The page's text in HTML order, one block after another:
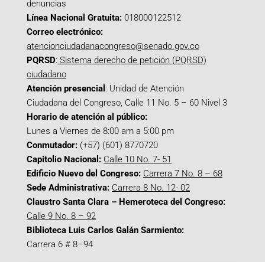
denuncias
Línea Nacional Gratuita: 018000122512
Correo electrónico:
atencionciudadanacongreso@senado.gov.co
PQRSD: Sistema derecho de petición (PQRSD)
ciudadano
Atención presencial : Unidad de Atención
Ciudadana del Congreso, Calle 11 No. 5 – 60 Nivel 3
Horario de atención al público:
Lunes a Viernes de 8:00 am a 5:00 pm
Conmutador: (+57) (601) 8770720
Capitolio Nacional: Calle 10 No. 7- 51
Edificio Nuevo del Congreso: Carrera 7 No. 8 – 68
Sede Administrativa: Carrera 8 No. 12- 02
Claustro Santa Clara – Hemeroteca del Congreso:
Calle 9 No. 8 – 92
Biblioteca Luis Carlos Galán Sarmiento:
Carrera 6 # 8–94